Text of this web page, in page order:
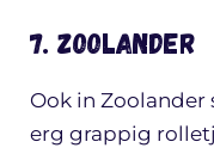
7. Zoolander
Ook in Zoolander
erg grappig